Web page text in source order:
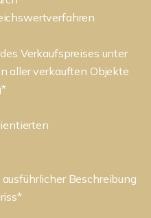
Verkaufspreises unter
aller verkauften Objekte
Beschreibung